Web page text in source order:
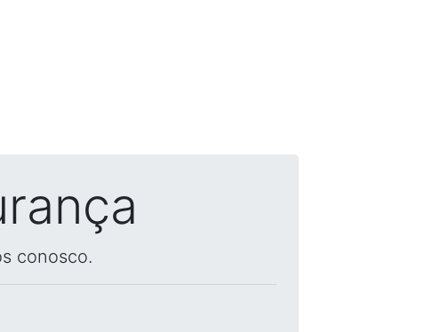
conosco.